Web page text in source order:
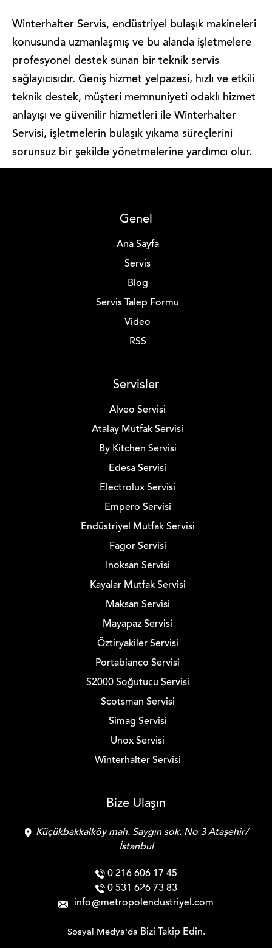
Winterhalter Servis, endüstriyel bulaşık makineleri
konusunda uzmanlaşmış ve bu alanda işletmelere
profesyonel destek sunan bir teknik servis
sağlayıcısıdır. Geniş hizmet yelpazesi, hızlı ve etkili
teknik destek, müşteri memnuniyeti odaklı hizmet
anlayışı ve güvenilir hizmetleri ile Winterhalter
Servisi, işletmelerin bulaşık yıkama süreçlerini
sorunsuz bir şekilde yönetmelerine yardımcı olur.
Genel
Ana Sayfa
Servis
Blog
Servis Talep Formu
Video
RSS
Servisler
Alveo Servisi
Atalay Mutfak Servisi
By Kitchen Servisi
Edesa Servisi
Electrolux Servisi
Empero Servisi
Endüstriyel Mutfak Servisi
Fagor Servisi
İnoksan Servisi
Kayalar Mutfak Servisi
Maksan Servisi
Mayapaz Servisi
Öztiryakiler Servisi
Portabianco Servisi
S2000 Soğutucu Servisi
Scotsman Servisi
Simag Servisi
Unox Servisi
Winterhalter Servisi
Bize Ulaşın
Küçükbakkalköy mah. Saygın sok. No 3 Ataşehir/
İstanbul
0 216 606 17 45
0 531 626 73 83
info
metropolendustriyel.com
Sosyal Medya'da Bizi Takip Edin.